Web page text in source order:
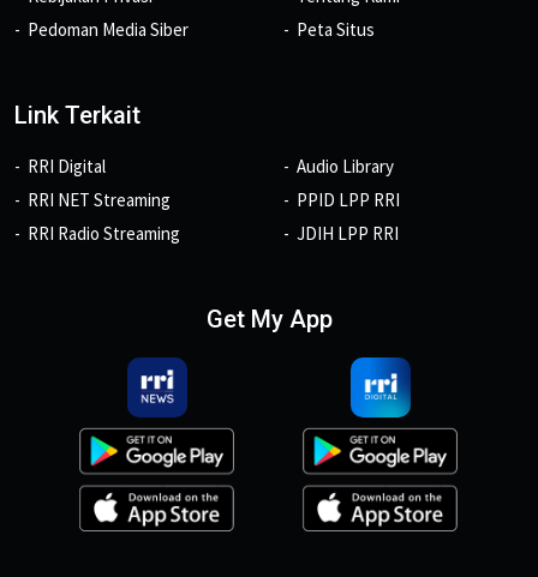
Pedoman Media Siber
Peta Situs
Link Terkait
RRI Digital
RRI NET Streaming
RRI Radio Streaming
Audio Library
PPID LPP RRI
JDIH LPP RRI
Get My App